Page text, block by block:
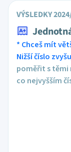
VÝSLEDKY
* Chceš mít
Nižší číslo
poměřit s těmi
co nejvyšším